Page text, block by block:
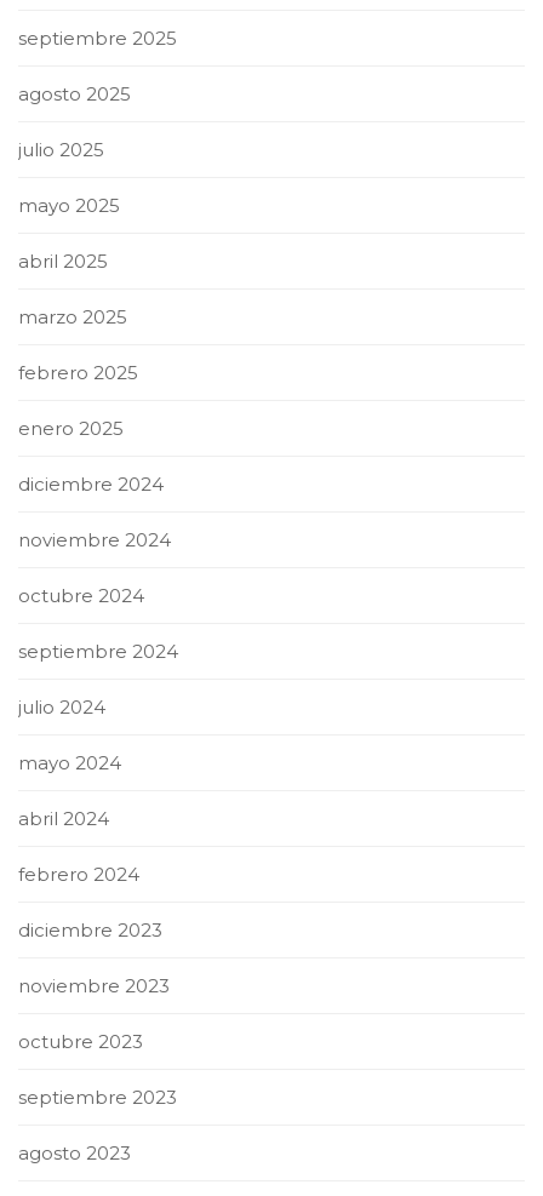
septiembre 2025
agosto 2025
julio 2025
mayo 2025
abril 2025
marzo 2025
febrero 2025
enero 2025
diciembre 2024
noviembre 2024
octubre 2024
septiembre 2024
julio 2024
mayo 2024
abril 2024
febrero 2024
diciembre 2023
noviembre 2023
octubre 2023
septiembre 2023
agosto 2023